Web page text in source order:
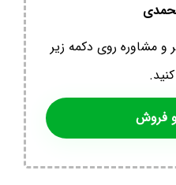
مشاوره روی دکمه زیر
فروش